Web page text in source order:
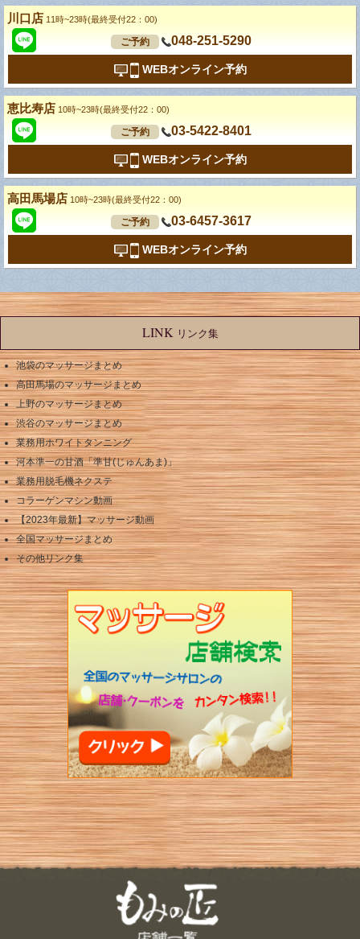
川口店 11時~23時(最終受付22：00)
ご予約 048-251-5290
WEBオンライン予約
恵比寿店 10時~23時(最終受付22：00)
ご予約 03-5422-8401
WEBオンライン予約
高田馬場店 10時~23時(最終受付22：00)
ご予約 03-6457-3617
WEBオンライン予約
LINK リンク集
池袋のマッサージまとめ
高田馬場のマッサージまとめ
上野のマッサージまとめ
渋谷のマッサージまとめ
業務用ホワイトタンニング
河本準一の甘酒「準甘(じゅんあま)」
業務用脱毛機ネクステ
コラーゲンマシン動画
【2023年最新】マッサージ動画
全国マッサージまとめ
その他リンク集